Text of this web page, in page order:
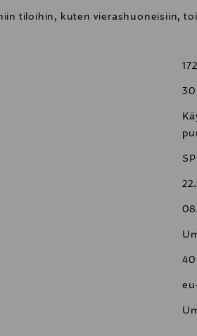
tiloihin, kuten vierashuoneisiin,
30
40